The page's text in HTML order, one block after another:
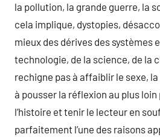
la pollution, la grande guerre, la
cela implique, dystopies,
mieux des dérives des systèmes
technologie, de la science, de la
rechigne pas à affaiblir le sexe,
à pousser la réflexion au plus
l’histoire et tenir le lecteur en
parfaitement l’une des raisons